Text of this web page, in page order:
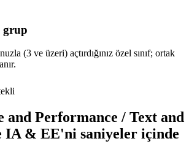
grup
(3 ve üzeri) açtırdığınız özel sınıf; ortak
Performance / Text and
IA & EE'ni saniyeler içinde